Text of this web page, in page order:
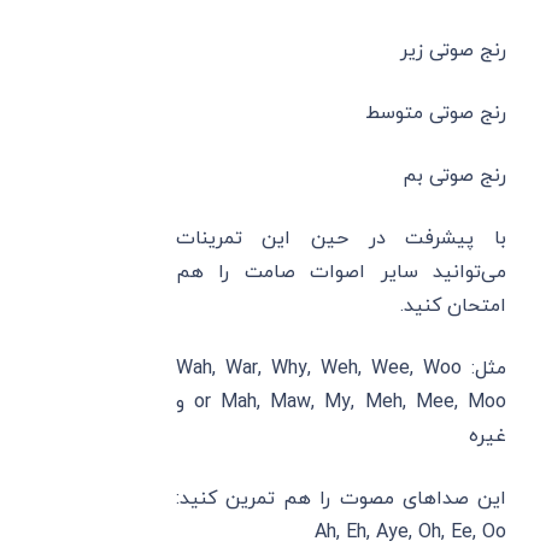
رنج صوتی زیر
رنج صوتی متوسط
رنج صوتی بم
با پیشرفت در حین این تمرینات
می‌توانید سایر اصوات صامت را هم
امتحان کنید.
مثل: Wah, War, Why, Weh, Wee, Woo
or Mah, Maw, My, Meh, Mee, Moo و
غیره
این صداهای مصوت را هم تمرین کنید:
Ah, Eh, Aye, Oh, Ee, Oo